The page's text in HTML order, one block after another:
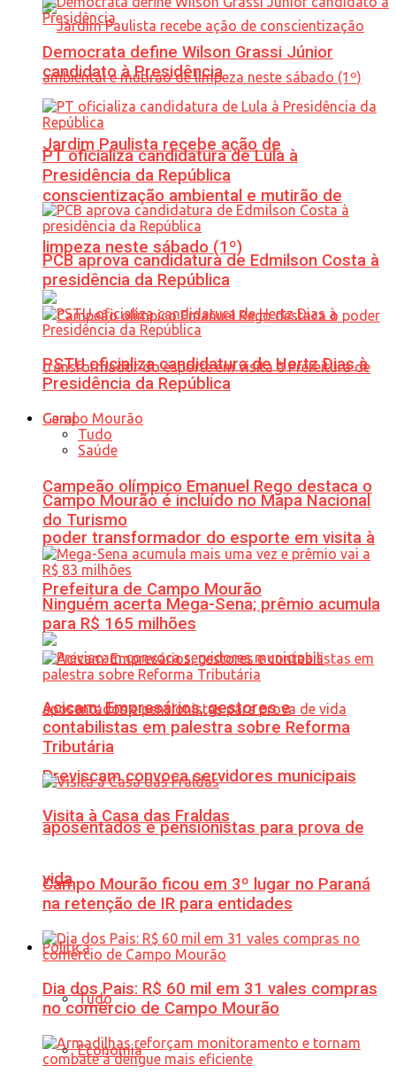
Jardim Paulista recebe ação de
conscientização ambiental e mutirão de
limpeza neste sábado (1º)
Campeão olímpico Emanuel Rego destaca o
poder transformador do esporte em visita à
Prefeitura de Campo Mourão
Previscam convoca servidores municipais
aposentados e pensionistas para prova de
vida
Política
Tudo
Economia
Democrata define Wilson Grassi Júnior
candidato à Presidência
PT oficializa candidatura de Lula à
Presidência da República
PCB aprova candidatura de Edmilson Costa à
presidência da República
PSTU oficializa candidatura de Hertz Dias à
Presidência da República
Geral
Tudo
Saúde
Campo Mourão é incluído no Mapa Nacional
do Turismo
Ninguém acerta Mega-Sena; prêmio acumula
para R$ 165 milhões
Acicam: Empresários, gestores e
contabilistas em palestra sobre Reforma
Tributária
Visita à Casa das Fraldas
Campo Mourão ficou em 3º lugar no Paraná
na retenção de IR para entidades
Dia dos Pais: R$ 60 mil em 31 vales compras
no comércio de Campo Mourão